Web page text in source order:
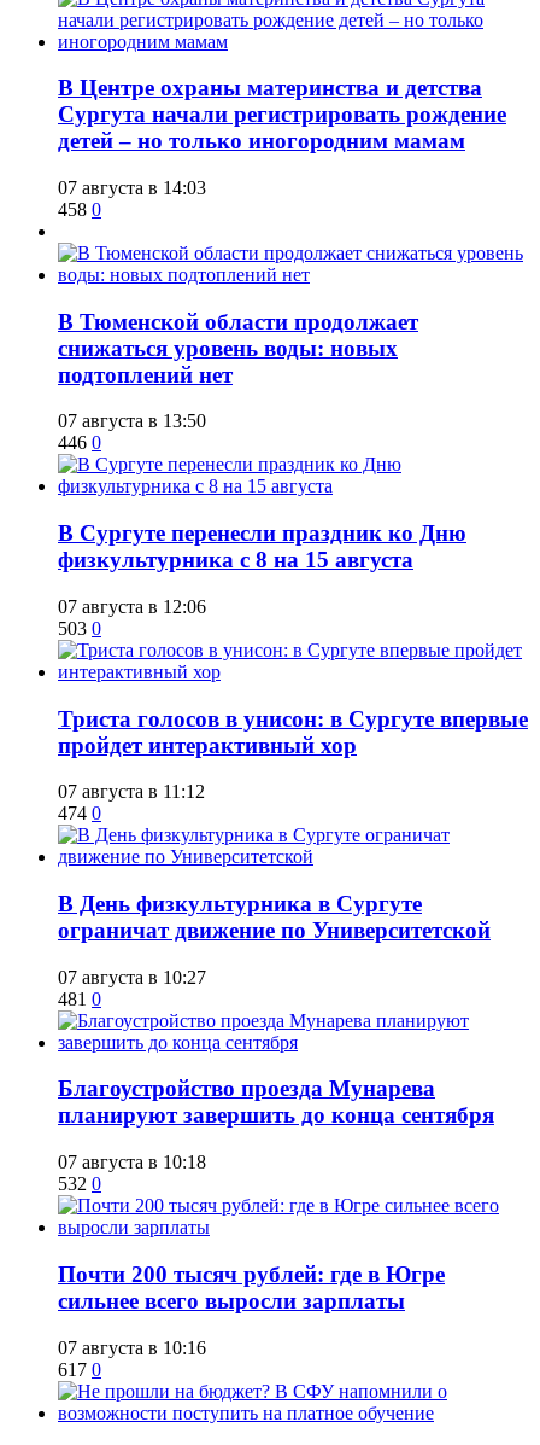
​В Центре охраны материнства и детства
Сургута начали регистрировать рождение
детей – но только иногородним мамам
07 августа в 14:03
458 0
​В Тюменской области продолжает
снижаться уровень воды: новых
подтоплений нет
07 августа в 13:50
446 0
​В Сургуте перенесли праздник ко Дню
физкультурника с 8 на 15 августа
07 августа в 12:06
503 0
​Триста голосов в унисон: в Сургуте впервые
пройдет интерактивный хор
07 августа в 11:12
474 0
​В День физкультурника в Сургуте
ограничат движение по Университетской
07 августа в 10:27
481 0
Благоустройство проезда Мунарева
планируют завершить до конца сентября
07 августа в 10:18
532 0
​Почти 200 тысяч рублей: где в Югре
сильнее всего выросли зарплаты
07 августа в 10:16
617 0